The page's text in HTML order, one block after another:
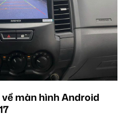
màn hình Android